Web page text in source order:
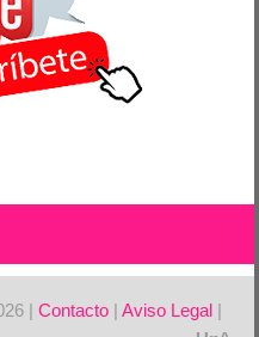
|Contacto |Aviso Legal |